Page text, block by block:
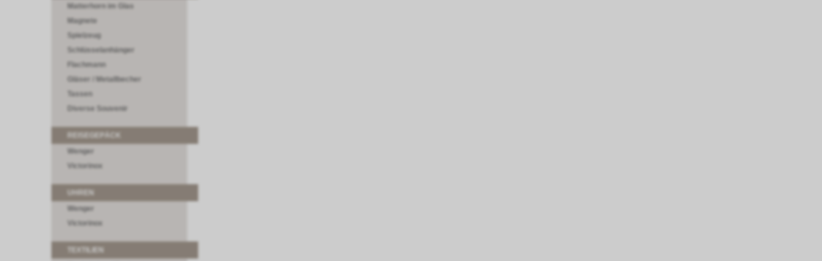
Matterhorn im Glas
Magnete
Spielzeug
Schlüsselanhänger
Flachmann
Gläser / Metallbecher
Tassen
Diverse Souvenir
REISEGEPÄCK
Wenger
Victorinox
Wenger
Victorinox